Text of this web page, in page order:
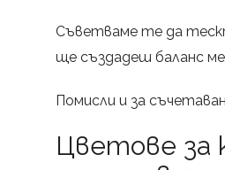
Съветваме те да
ще създадеш баланс
Помисли и за
Цветове за